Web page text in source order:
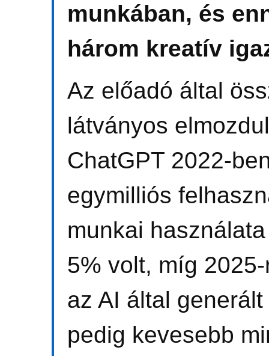
munkában, és
három kreatív
Az előadó által
látványos
ChatGPT 2022-
egymilliós
munkai
5% volt, míg
az AI által
pedig kevesebb